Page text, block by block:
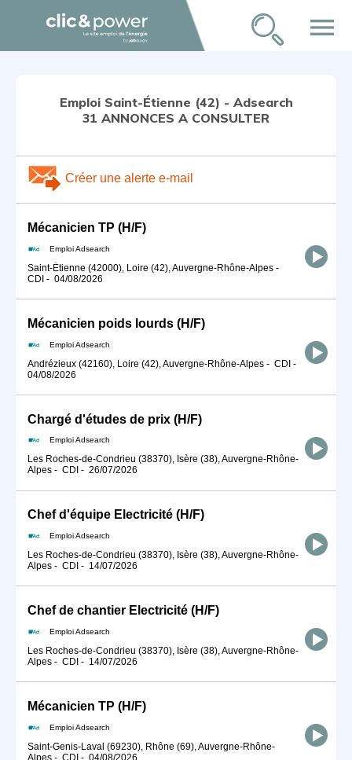
menu
Emploi Saint-Étienne (42) - Adsearch
31 ANNONCES A CONSULTER
Créer une alerte e-mail
Mécanicien TP (H/F)
Emploi Adsearch
Saint-Étienne (42000), Loire (42), Auvergne-Rhône-Alpes -
CDI - 04/08/2026
Mécanicien poids lourds (H/F)
Emploi Adsearch
Andrézieux (42160), Loire (42), Auvergne-Rhône-Alpes - CDI -
04/08/2026
Chargé d'études de prix (H/F)
Emploi Adsearch
Les Roches-de-Condrieu (38370), Isère (38), Auvergne-Rhône-
Alpes - CDI - 26/07/2026
Chef d'équipe Electricité (H/F)
Emploi Adsearch
Les Roches-de-Condrieu (38370), Isère (38), Auvergne-Rhône-
Alpes - CDI - 14/07/2026
Chef de chantier Electricité (H/F)
Emploi Adsearch
Les Roches-de-Condrieu (38370), Isère (38), Auvergne-Rhône-
Alpes - CDI - 14/07/2026
Mécanicien TP (H/F)
Emploi Adsearch
Saint-Genis-Laval (69230), Rhône (69), Auvergne-Rhône-
Alpes - CDI - 04/08/2026